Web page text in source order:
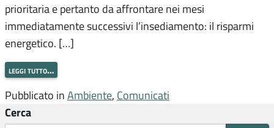
prioritaria e pertanto da affrontare nei mesi
immediatamente successivi l’insediamento: il risparmi
energetico. […]
leggi tutto…
Pubblicato in Ambiente, Comunicati
Cerca